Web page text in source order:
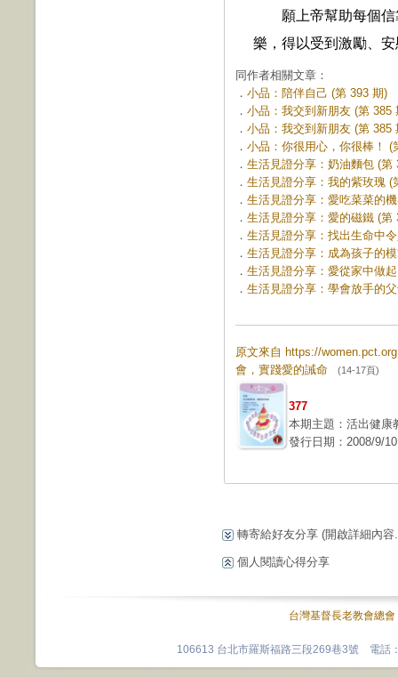
願上帝幫助每個
樂，得以受到激勵、
同作者相關文章：
． 小品：陪伴自己 (第 393 期)
． 小品：我交到新朋友 (第 385
． 小品：我交到新朋友 (第 385
． 小品：你很用心，你很棒！ (
． 生活見證分享：奶油麵包 (第
． 生活見證分享：我的紫玫瑰 (
． 生活見證分享：愛吃菜菜的
． 生活見證分享：愛的磁鐵 (第
． 生活見證分享：找出生命中
． 生活見證分享：成為孩子的
． 生活見證分享：愛從家中做
． 生活見證分享：學會放手的
原文來自 https://
會，實踐愛的誡命 (14-17頁)
377
本期主題：活出健康
發行日期：2008/9/10
轉寄給好友分享 (開啟詳細內容
個人閱讀心得分享
台灣基督長老教會總會
106613 台北市羅斯福路三段269巷3號 電